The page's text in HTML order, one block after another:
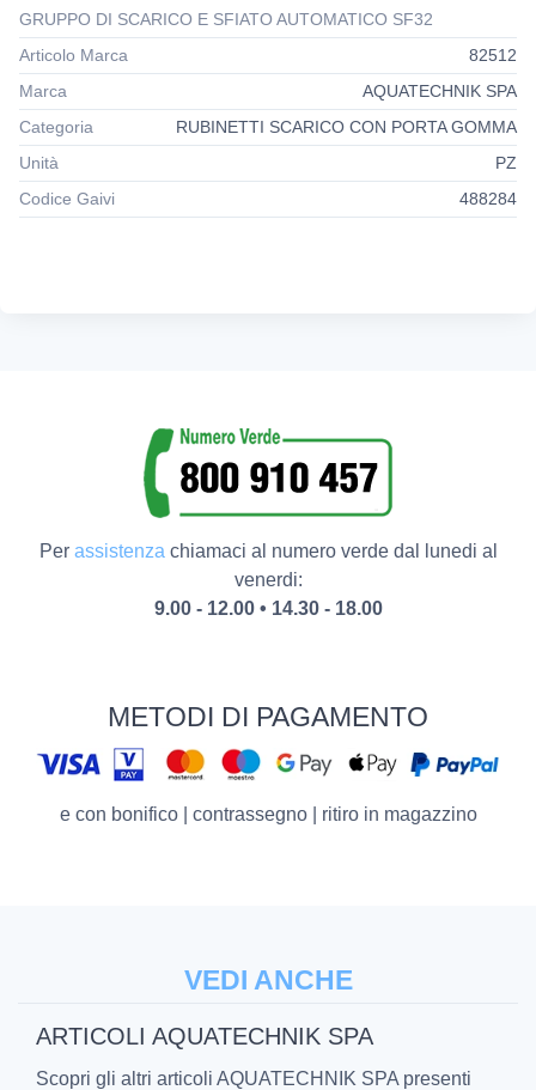
GRUPPO DI SCARICO E SFIATO AUTOMATICO SF32
Articolo Marca
82512
Marca
AQUATECHNIK SPA
Categoria
RUBINETTI SCARICO CON PORTA GOMMA
Unità
PZ
Codice Gaivi
488284
Per assistenzachiamaci al numero verde dal lunedi al
venerdi:
9.00 - 12.00 • 14.30 - 18.00
METODI DI PAGAMENTO
e con bonifico | contrassegno | ritiro in magazzino
VEDI ANCHE
ARTICOLI AQUATECHNIK SPA
Scopri gli altri articoli AQUATECHNIK SPA presenti